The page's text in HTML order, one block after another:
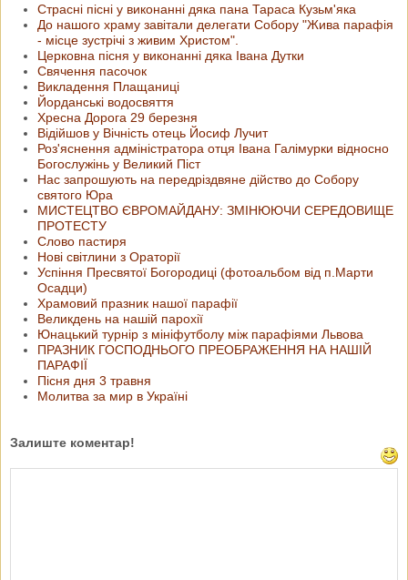
Страсні пісні у виконанні дяка пана Тараса Кузьм'яка
До нашого храму завітали делегати Собору "Жива парафія
- місце зустрічі з живим Христом".
Церковна пісня у виконанні дяка Івана Дутки
Свячення пасочок
Викладення Плащаниці
Йорданські водосвяття
Хресна Дорога 29 березня
Відійшов у Вічність отець Йосиф Лучит
Роз'яснення адміністратора отця Івана Галімурки відносно
Богослужінь у Великий Піст
Нас запрошують на передріздвяне дійство до Собору
святого Юра
МИСТЕЦТВО ЄВРОМАЙДАНУ: ЗМІНЮЮЧИ СЕРЕДОВИЩЕ
ПРОТЕСТУ
Слово пастиря
Нові світлини з Ораторії
Успіння Пресвятої Богородиці (фотоальбом від п.Марти
Осадци)
Храмовий празник нашої парафії
Великдень на нашій парохії
Юнацький турнір з мініфутболу між парафіями Львова
ПРАЗНИК ГОСПОДНЬОГО ПРЕОБРАЖЕННЯ НА НАШІЙ
ПАРАФІЇ
Пісня дня 3 травня
Молитва за мир в Україні
Залиште коментар!